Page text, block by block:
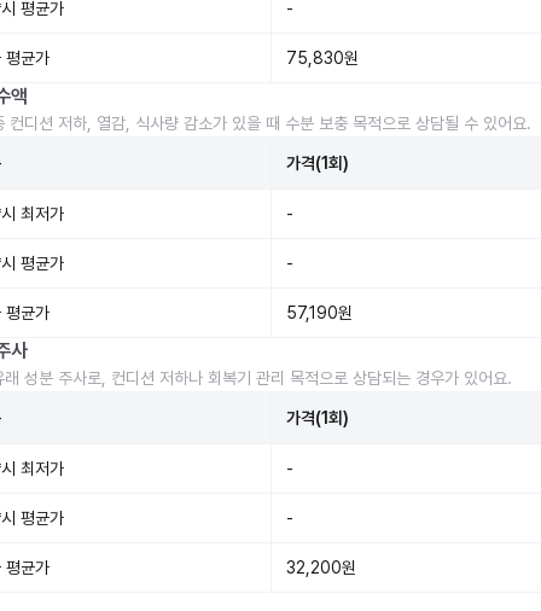
평균가 -
평균가 75,830원
액
컨디션 저하, 열감, 식사량 감소가 있을 때 수분 보충 목적으로 상담될 수 있어요.
가격(1회)
최저가 -
평균가 -
평균가 57,190원
사
래 성분 주사로, 컨디션 저하나 회복기 관리 목적으로 상담되는 경우가 있어요.
가격(1회)
최저가 -
평균가 -
평균가 32,200원